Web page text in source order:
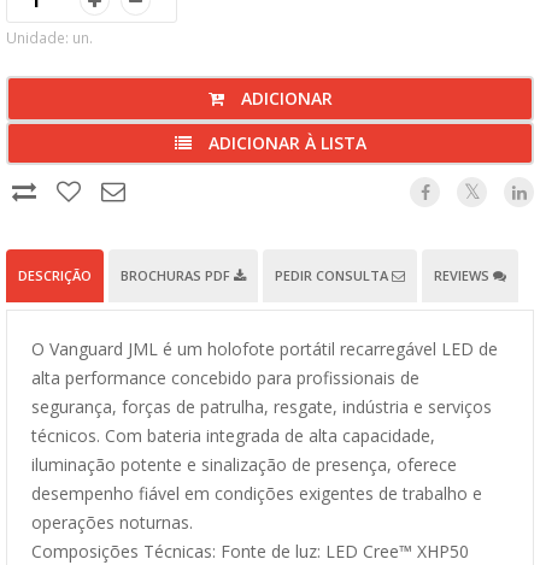
Unidade: un.
ADICIONAR
ADICIONAR À LISTA
DESCRIÇÃO BROCHURAS PDF PEDIR CONSULTA REVIEWS
O Vanguard JML é um holofote portátil recarregável LED de
alta performance concebido para profissionais de
segurança, forças de patrulha, resgate, indústria e serviços
técnicos. Com bateria integrada de alta capacidade,
iluminação potente e sinalização de presença, oferece
desempenho fiável em condições exigentes de trabalho e
operações noturnas.
Composições Técnicas: Fonte de luz: LED Cree™ XHP50